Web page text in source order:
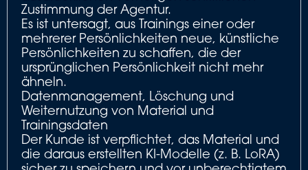
Zustimmung der Agentur.
Es ist untersagt, aus Trainings einer oder
mehrerer Persönlichkeiten neue, künstliche
Persönlichkeiten zu schaffen, die der
ursprünglichen Persönlichkeit nicht mehr
ähneln.
Datenmanagement, Löschung und
Weiternutzung von Material und
Trainingsdaten
Der Kunde ist verpflichtet, das Material und
die daraus erstellten KI-Modelle (z. B. LoRA)